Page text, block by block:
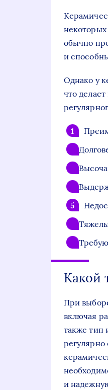
обычно
и
Однако у
что
Какой
При
включая
также тип
регулярно
и